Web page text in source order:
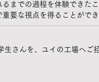
までの過程を体験できた
要な視点を得ることができ
生さんを、ユイの工場へご